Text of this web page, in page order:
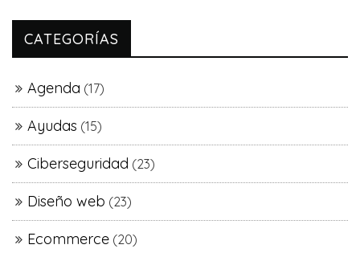
CATEGORÍAS
Agenda (17)
Ayudas (15)
Ciberseguridad (23)
Diseño web (23)
Ecommerce (20)